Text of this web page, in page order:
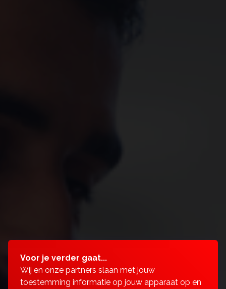
Voor je verder gaat...
Wij en onze partners slaan met jouw
toestemming informatie op jouw apparaat op en